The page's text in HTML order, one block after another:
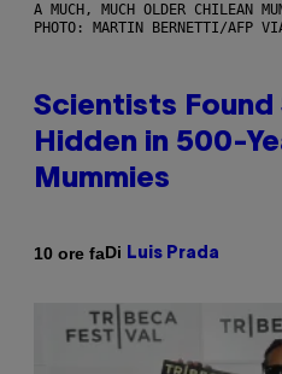
A MUCH, MUCH OLDER CHILEAN
PHOTO: MARTIN BERNETTI/AFP
Scientists Found
Hidden in 500-
Mummies
10 ore faDi Luis Prada